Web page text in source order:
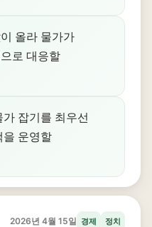
올라 물가가
로 대응할
잡기를 최우선
을 운영할
2026년 4월 15일 경제 정치